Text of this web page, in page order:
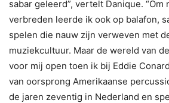
sabar geleerd”, vertelt Danique.
verbreden leerde ik ook op balafon,
spelen die nauw zijn verweven met
muziekcultuur. Maar de wereld van
voor mij open toen ik bij Eddie
van oorsprong Amerikaanse
de jaren zeventig in Nederland en